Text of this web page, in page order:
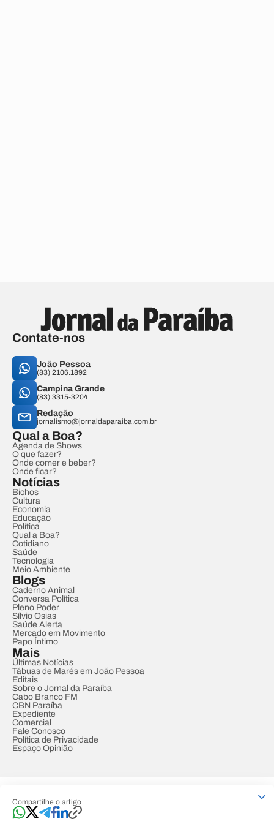
Compartilhe o artigo
Contate-nos
João Pessoa
(83) 2106.1892
Campina Grande
(83) 3315-3204
Redação
jornalismo@jornaldaparaiba.com.br
Qual a Boa?
Agenda de Shows
O que fazer?
Onde comer e beber?
Onde ficar?
Notícias
Bichos
Cultura
Economia
Educação
Política
Qual a Boa?
Cotidiano
Saúde
Tecnologia
Meio Ambiente
Blogs
Caderno Animal
Conversa Política
Pleno Poder
Sílvio Osias
Saúde Alerta
Mercado em Movimento
Papo Íntimo
Mais
Últimas Notícias
Tábuas de Marés em João Pessoa
Editais
Sobre o Jornal da Paraíba
Cabo Branco FM
CBN Paraíba
Expediente
Comercial
Fale Conosco
Política de Privacidade
Espaço Opinião
Developed by Designed by